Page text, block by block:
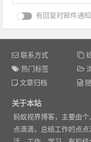
有回复时邮件通
联系方式
热门标签
文章归档
关于本站
蚂蚁视界博客，主要由
点滴滴，总结工作的点